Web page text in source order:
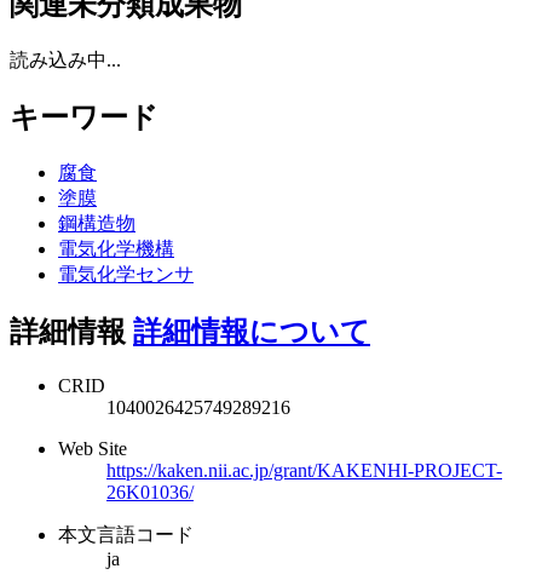
読み込み中...
キーワード
腐食
塗膜
鋼構造物
電気化学機構
電気化学センサ
詳細情報 詳細情報について
CRID
1040026425749289216
Web Site
https://kaken.nii.ac.jp/grant/KAKENHI-PROJECT-
26K01036/
本文言語コード
ja